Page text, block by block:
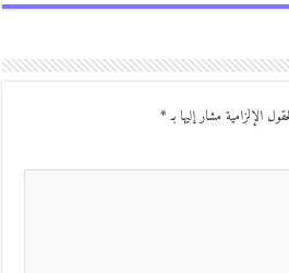
مشار إليها بـ*